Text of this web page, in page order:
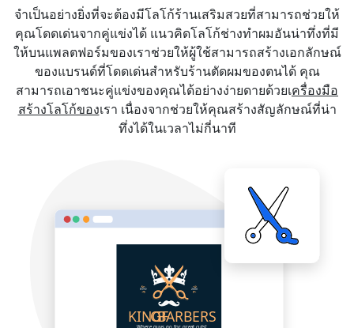
จำเป็นอย่างยิ่งที่จะต้องมีโลโก้ร้านเสริมสวยที่สามารถช่วยให้
คุณโดดเด่นจากคู่แข่งได้ แนวคิดโลโก้ช่างทำผมอันน่าทึ่งที่มี
ให้บนแพลตฟอร์มของเราช่วยให้ผู้ใช้สามารถสร้างเอกลักษณ์
ของแบรนด์ที่โดดเด่นสำหรับร้านตัดผมของตนได้ คุณ
สามารถเอาชนะคู่แข่งของคุณได้อย่างง่ายดายด้วยเครื่องมือ
สร้างโลโก้ของเรา เนื่องจากช่วยให้คุณสร้างสัญลักษณ์ที่น่า
ทึ่งได้ในเวลาไม่กี่นาที